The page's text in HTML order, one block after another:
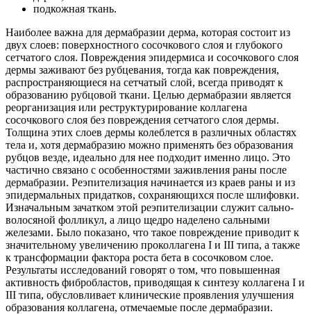
подкожная ткань.
Наиболее важна для дермабразии дерма, которая состоит из
двух слоев: поверхностного сосочкового слоя и глубокого
сетчатого слоя. Повреждения эпидермиса и сосочкового слоя
дермы заживают без рубцевания, тогда как повреждения,
распространяющиеся на сетчатый слой, всегда приводят к
образованию рубцовой ткани. Целью дермабразии является
реорганизация или реструктурирование коллагена
сосочкового слоя без повреждения сетчатого слоя дермы.
Толщина этих слоев дермы колеблется в различных областях
тела и, хотя дермабразию можно применять без образования
рубцов везде, идеально для нее подходит именно лицо. Это
частично связано с особенностями заживления раны после
дермабразии. Реэпителизация начинается из краев раны и из
эпидермальных придатков, сохраняющихся после шлифовки.
Изначальным зачатком этой реэпителизации служит сально-
волосяной фолликул, а лицо щедро наделено сальными
железами. Было показано, что такое повреждение приводит к
значительному увеличению проколлагена I и III типа, а также
к трансформации фактора роста бета в сосочковом слое.
Результаты исследований говорят о том, что повышенная
активность фибробластов, приводящая к синтезу коллагена I и
III типа, обусловливает клинические проявления улучшения
образования коллагена, отмечаемые после дермабразии.